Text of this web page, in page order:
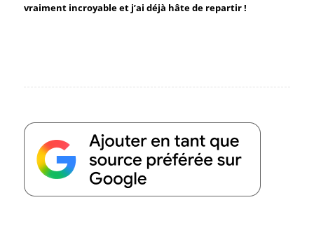
vraiment incroyable et j’ai déjà hâte de repartir !